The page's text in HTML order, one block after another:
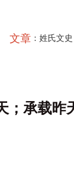
文章 ：姓氏文
；承载昨